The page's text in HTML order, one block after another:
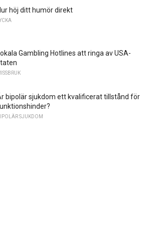
höj ditt humör direkt
Gambling Hotlines att ringa av USA-
bipolär sjukdom ett kvalificerat tillstånd för
SJUKDOM